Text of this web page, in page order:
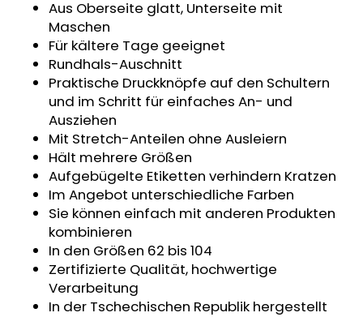
Aus Oberseite glatt, Unterseite mit
Maschen
Für kältere Tage geeignet
Rundhals-Auschnitt
Praktische Druckknöpfe auf den Schultern
und im Schritt für einfaches An- und
Ausziehen
Mit Stretch-Anteilen ohne Ausleiern
Hält mehrere Größen
Aufgebügelte Etiketten verhindern Kratzen
Im Angebot unterschiedliche Farben
Sie können einfach mit anderen Produkten
kombinieren
In den Größen 62 bis 104
Zertifizierte Qualität, hochwertige
Verarbeitung
In der Tschechischen Republik hergestellt
MELIERT
€18,39